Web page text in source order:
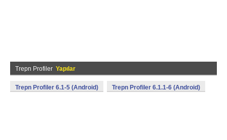
Trepn Profiler Yapılar
Trepn Profiler 6.1-5 (Android) Trepn Profiler 6.1.1-6 (Android)